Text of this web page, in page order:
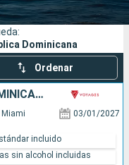
Compañías
Dominicana
Ordenar
PUERTO RICO, REPÚBLICA DOMINICANA, BAHAMAS, ESTADOS UNIDOS
Miami 03/01/2027
incluido
sin alcohol incluidas